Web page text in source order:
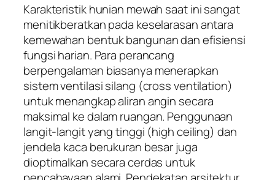
Karakteristik hunian mewah saat ini sangat
menitikberatkan pada keselarasan antara
kemewahan bentuk bangunan dan efisiensi
fungsi harian. Para perancang
berpengalaman biasanya menerapkan
sistem ventilasi silang (cross ventilation)
untuk menangkap aliran angin secara
maksimal ke dalam ruangan. Penggunaan
langit-langit yang tinggi (high ceiling) dan
jendela kaca berukuran besar juga
dioptimalkan secara cerdas untuk